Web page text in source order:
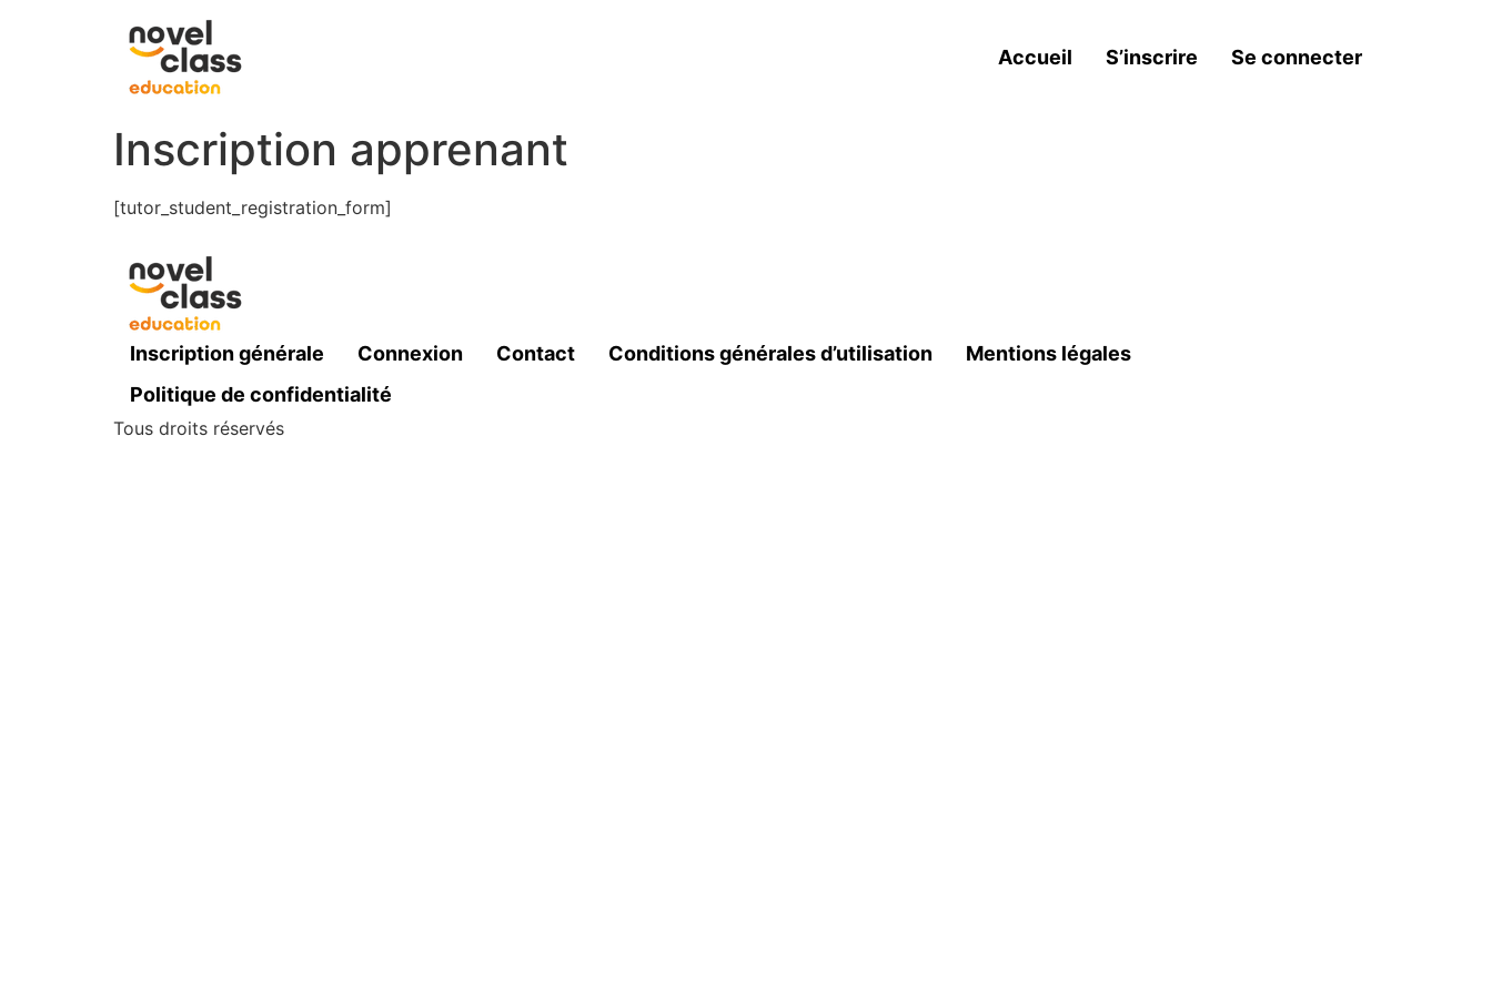
Accueil S’inscrire Se connecter
Inscription apprenant
[tutor_student_registration_form]
Inscription générale Connexion Contact Conditions générales d’utilisation
Mentions légales
Politique de confidentialité
Tous droits réservés